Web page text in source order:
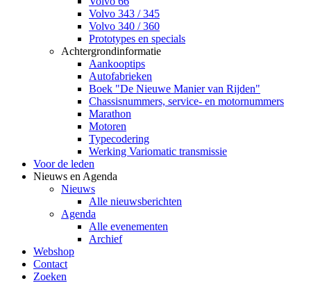
Volvo 343 / 345
Volvo 340 / 360
Prototypes en specials
Achtergrondinformatie
Aankooptips
Autofabrieken
Boek "De Nieuwe Manier van Rijden"
Chassisnummers, service- en motornummers
Marathon
Motoren
Typecodering
Werking Variomatic transmissie
Voor de leden
Nieuws en Agenda
Nieuws
Alle nieuwsberichten
Agenda
Alle evenementen
Archief
Webshop
Contact
Zoeken